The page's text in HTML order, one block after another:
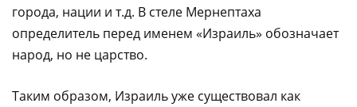
города, нации и т.д. В стеле Мернептаха
определитель перед именем «Израиль» обозначает
народ, но не царство.
Таким образом, Израиль уже существовал как